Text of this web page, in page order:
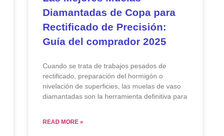
Diamantadas de Copa para
Rectificado de Precisión:
Guía del comprador 2025
Cuando se trata de trabajos pesados de
rectificado, preparación del hormigón o
nivelación de superficies, las muelas de vaso
diamantadas son la herramienta definitiva para
READ MORE »